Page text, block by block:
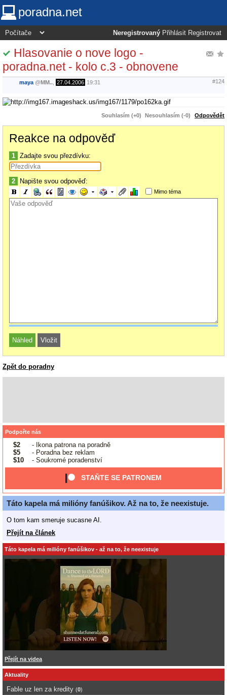
poradna.net
Neregistrovaný Přihlásit Registrovat
Hlasovanie o nove logo -
poradna.net - kolo c.3 - obnovene
maya @MM.. 27.04.2006 19:31 #124
Souhlasím (+0) Nesouhlasím (-0) Odpovědět
Reakce na odpověď
1 Zadajte svou přezdívku:
2 Napište svou odpověď:
Mimo téma
Zpět do poradny
Podpořte nás
$2
- Ikona patrona na poradně
$5
- Poradna bez reklam
$10
- Soukromé poradenství
STAŇTE SE PATRONEM
Táto kapela má milióny fanúšikov. Až na to, že neexistuje.
O tom kam smeruje sucasne AI.
Přejít na článek
Táto kapela má milióny fanúšikov - až na to, že neexistuje
Přejít na videa
Aktuality
Fable uz len za kredity (0)